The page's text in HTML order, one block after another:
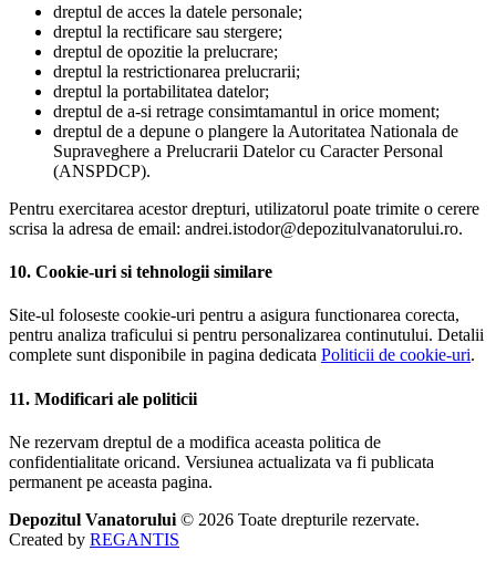
dreptul de acces la datele personale;
dreptul la rectificare sau stergere;
dreptul de opozitie la prelucrare;
dreptul la restrictionarea prelucrarii;
dreptul la portabilitatea datelor;
dreptul de a-si retrage consimtamantul in orice moment;
dreptul de a depune o plangere la Autoritatea Nationala de
Supraveghere a Prelucrarii Datelor cu Caracter Personal
(ANSPDCP).
Pentru exercitarea acestor drepturi, utilizatorul poate trimite o cerere
scrisa la adresa de email: andrei.istodor@depozitulvanatorului.ro.
10. Cookie-uri si tehnologii similare
Site-ul foloseste cookie-uri pentru a asigura functionarea corecta,
pentru analiza traficului si pentru personalizarea continutului. Detalii
complete sunt disponibile in pagina dedicata Politicii de cookie-uri.
11. Modificari ale politicii
Ne rezervam dreptul de a modifica aceasta politica de
confidentialitate oricand. Versiunea actualizata va fi publicata
permanent pe aceasta pagina.
Depozitul Vanatorului © 2026 Toate drepturile rezervate.
Created by REGANTIS